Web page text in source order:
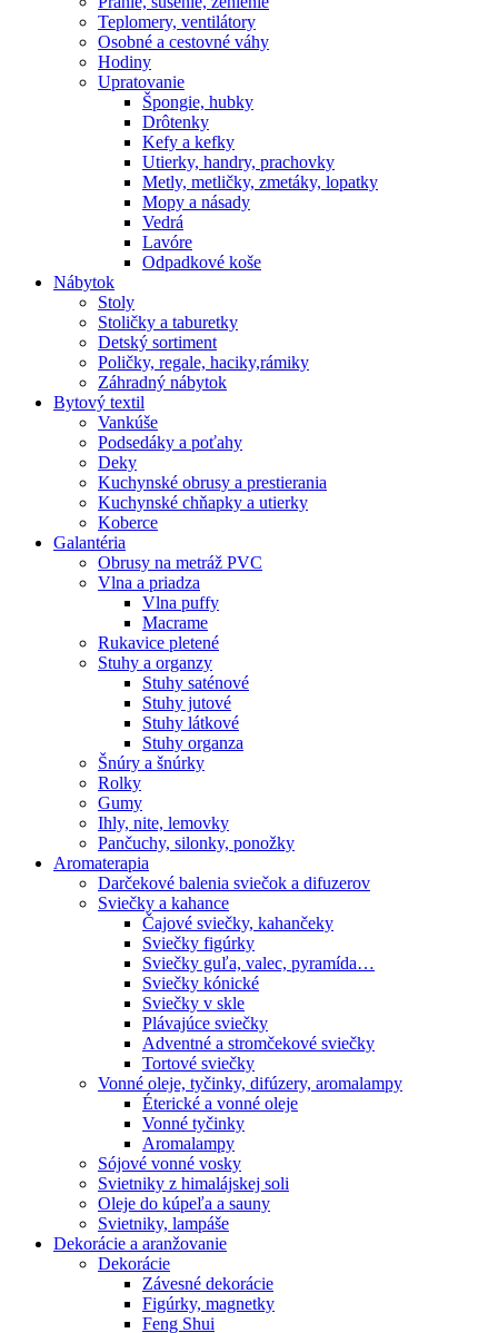
Teplomery, ventilátory
Osobné a cestovné váhy
Hodiny
Upratovanie
Špongie, hubky
Drôtenky
Kefy a kefky
Utierky, handry, prachovky
Metly, metličky, zmetáky, lopatky
Mopy a násady
Vedrá
Lavóre
Odpadkové koše
Nábytok
Stoly
Stoličky a taburetky
Detský sortiment
Poličky, regale, haciky,rámiky
Záhradný nábytok
Bytový textil
Vankúše
Podsedáky a poťahy
Deky
Kuchynské obrusy a prestierania
Kuchynské chňapky a utierky
Koberce
Galantéria
Obrusy na metráž PVC
Vlna a priadza
Vlna puffy
Macrame
Rukavice pletené
Stuhy a organzy
Stuhy saténové
Stuhy jutové
Stuhy látkové
Stuhy organza
Šnúry a šnúrky
Rolky
Gumy
Ihly, nite, lemovky
Pančuchy, silonky, ponožky
Aromaterapia
Darčekové balenia sviečok a difuzerov
Sviečky a kahance
Čajové sviečky, kahančeky
Sviečky figúrky
Sviečky guľa, valec, pyramída…
Sviečky kónické
Sviečky v skle
Plávajúce sviečky
Adventné a stromčekové sviečky
Tortové sviečky
Vonné oleje, tyčinky, difúzery, aromalampy
Éterické a vonné oleje
Vonné tyčinky
Aromalampy
Sójové vonné vosky
Svietniky z himalájskej soli
Oleje do kúpeľa a sauny
Svietniky, lampáše
Dekorácie a aranžovanie
Dekorácie
Závesné dekorácie
Figúrky, magnetky
Feng Shui